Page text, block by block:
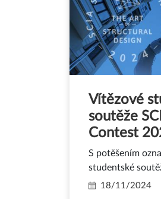
Vítězové
soutěže
Contest
S potěšením
studentské
18/11/2024